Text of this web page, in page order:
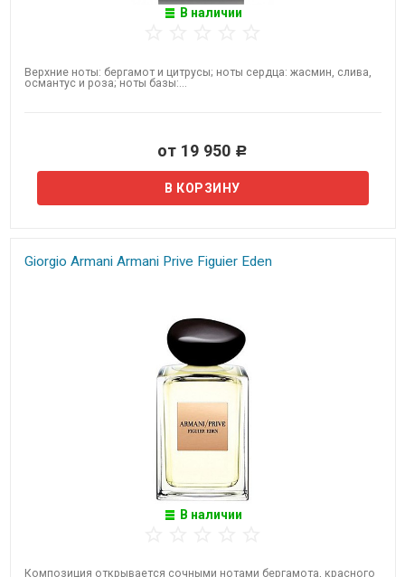
В наличии
Верхние ноты: бергамот и цитрусы; ноты сердца: жасмин, слива,
османтус и роза; ноты базы:...
от 19 950 Р
Giorgio Armani Armani Prive Figuier Eden
В наличии
Композиция открывается сочными нотами бергамота, красного